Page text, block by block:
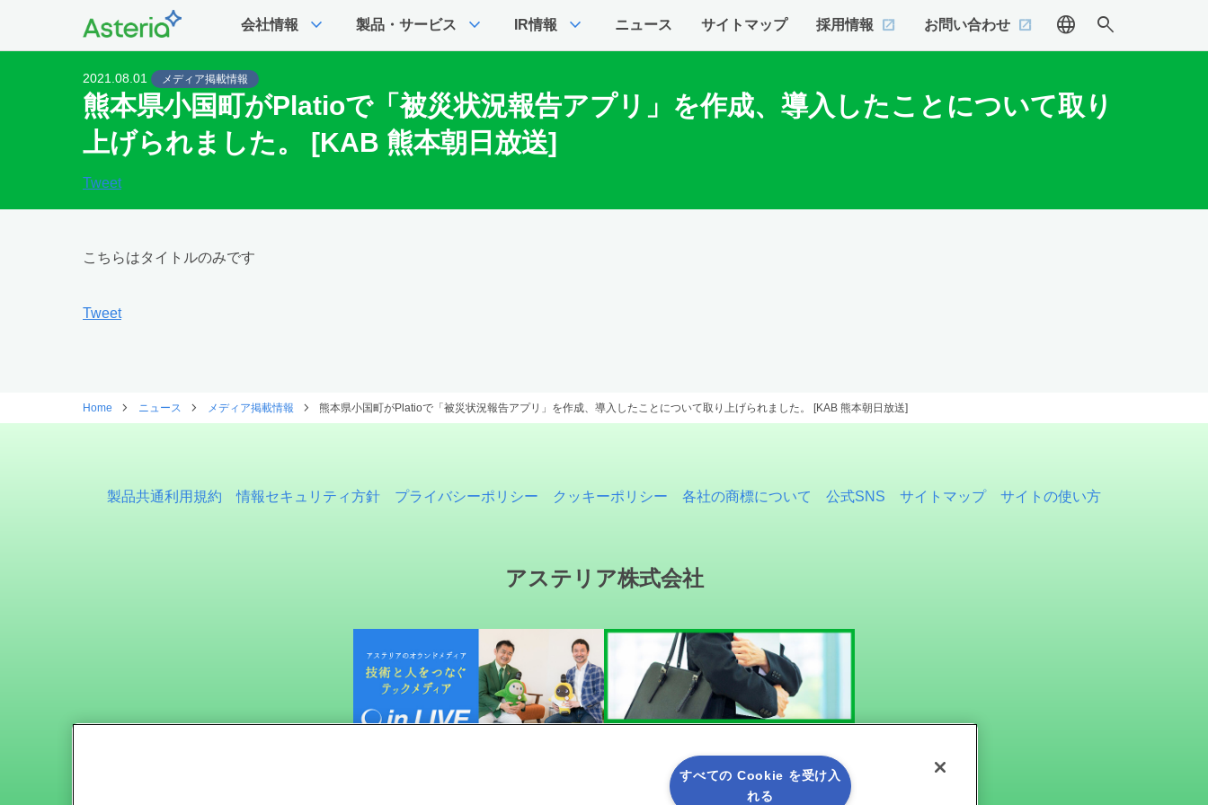
会社情報 expand_more 製品・サービス expand_more IR情報 expand_more ニュース サイトマップ 採用情報 お問い合わせ language search
2021.08.01 メディア掲載情報
熊本県小国町がPlatioで「被災状況報告アプリ」を作成、導入したことについて取り
上げられました。 [KAB 熊本朝日放送]
Tweet
こちらはタイトルのみです
Tweet
Home ニュース メディア掲載情報 熊本県小国町がPlatioで「被災状況報告アプリ」を作成、導入したことについて取り上げられました。 [KAB 熊本朝日放送]
製品共通利用規約 情報セキュリティ方針 プライバシーポリシー クッキーポリシー 各社の商標について 公式SNS サイトマップ サイトの使い方
アステリア株式会社
すべての Cookie を受け入
れる